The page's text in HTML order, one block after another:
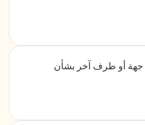
أو طرف آخر بشأن